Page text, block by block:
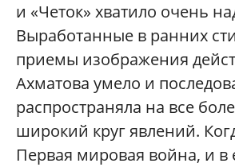
и «Четок» хватило очень
Выработанные в ранних
приемы изображения
Ахматова умело и
распространяла на все
широкий круг явлений.
Первая мировая война, и в